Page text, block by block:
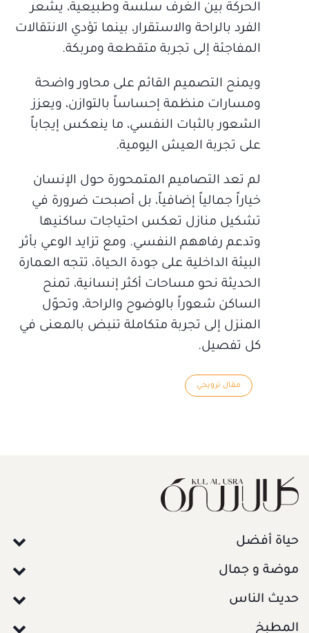
الحركة بين الغرف سلسة وطبيعية، يشعر
الفرد بالراحة والاستقرار، بينما تؤدي الانتقالات
المفاجئة إلى تجربة متقطعة ومربكة.
ويمنح التصميم القائم على محاور واضحة
ومسارات منظمة إحساساً بالتوازن، ويعزز
الشعور بالثبات النفسي، ما ينعكس إيجاباً
على تجربة العيش اليومية.
لم تعد التصاميم المتمحورة حول الإنسان
خياراً جمالياً إضافياً، بل أصبحت ضرورة في
تشكيل منازل تعكس احتياجات ساكنيها
وتدعم رفاههم النفسي. ومع تزايد الوعي بأثر
البيئة الداخلية على جودة الحياة، تتجه العمارة
الحديثة نحو مساحات أكثر إنسانية، تمنح
الساكن شعوراً بالوضوح والراحة، وتحوّل
المنزل إلى تجربة متكاملة تنبض بالمعنى في
كل تفصيل.
مقال ترويجي
حياة أفضل
موضة و جمال
حديث الناس
المطبخ